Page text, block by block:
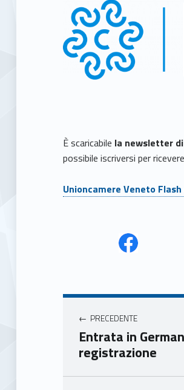
È scaricabile la newsletter di
possibile iscriversi per
Unioncamere Veneto Flash
Unio
mer
e
Ven
Navigazione articoli
PRECEDENTE
Entrata in
registrazione